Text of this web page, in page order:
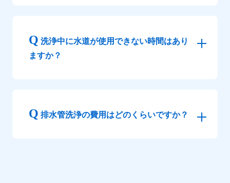
洗浄中に水道が使用できない時間はあり
ますか？
排水管洗浄の費用はどのくらいですか？